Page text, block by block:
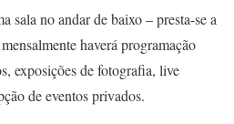
sala no andar de baixo – presta-se a
haverá programação
exposições de fotografia, live
de eventos privados.